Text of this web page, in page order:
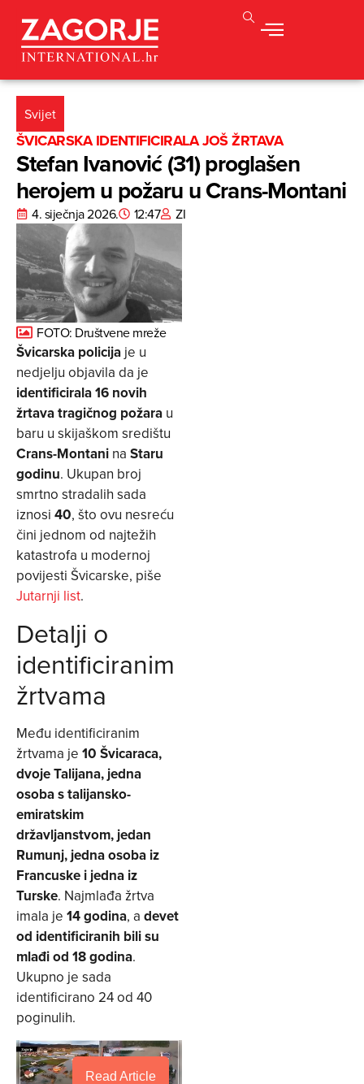
Svijet
ŠVICARSKA IDENTIFICIRALA JOŠ ŽRTAVA
Stefan Ivanović (31) proglašen
herojem u požaru u Crans-Montani
4. siječnja 2026. 12:47 ZI
FOTO: Društvene mreže
Švicarska policija je u
nedjelju objavila da je
identificirala 16 novih
žrtava tragičnog požara u
baru u skijaškom središtu
Crans-Montani na Staru
godinu. Ukupan broj
smrtno stradalih sada
iznosi 40, što ovu nesreću
čini jednom od najtežih
katastrofa u modernoj
povijesti Švicarske, piše
Jutarnji list.
Detalji o
identificiranim
žrtvama
Među identificiranim
žrtvama je 10 Švicaraca,
dvoje Talijana, jedna
osoba s talijansko-
emiratskim
državljanstvom, jedan
Rumunj, jedna osoba iz
Francuske i jedna iz
Turske. Najmlađa žrtva
imala je 14 godina, a devet
od identificiranih bili su
mlađi od 18 godina.
Ukupno je sada
identificirano 24 od 40
poginulih.
Read Article